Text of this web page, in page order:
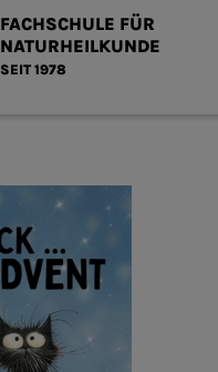
FACHSCHULE FÜR
NATURHEILKUNDE
SEIT 1978